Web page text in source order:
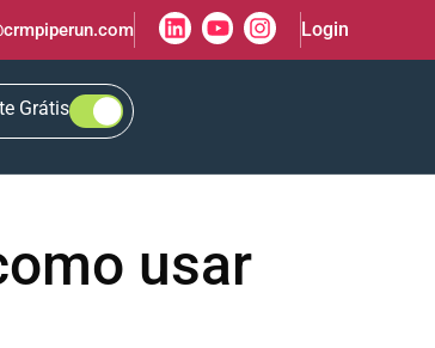
Login
Grátis
usar